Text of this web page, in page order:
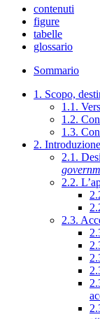
contenuti
figure
tabelle
glossario
Sommario
1. Scopo,
1.1.
1.2.
1.3.
2.
2.1.
2.2.
2.3.